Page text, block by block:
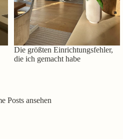
Die größten Einrichtungsfehler,
die ich gemacht habe
Posts ansehen